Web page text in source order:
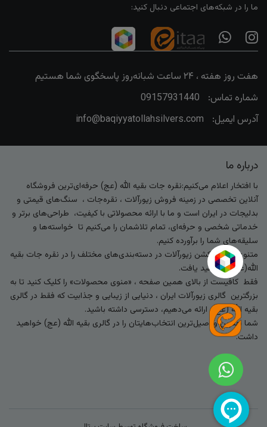
ما را در شبکه‌های اجتماعی دنبال کنید:
هفت روز هفته ، ۲۴ ساعت شبانه‌روز پاسخگوی شما هستیم
شماره تماس:
09157931440
آدرس ایمیل:
info@baqiyyatollahsilvers.com
درباره ما
با افتخار اعلام می‌کنیم:نقره جات بقیه الله (عج) حرفه‌ای‌ترین فروشگاه
آنلاین تخصصی در زمینه فروش زیورآلات ، نقره‌جات ، سنگ‌های قیمتی و
بدلیجات در ایران است و ما با ارائه محصولاتی با کیفیت، طراحی‌های برتر و
خدماتی شخصی و حرفه‌ای، تمام تلاشمان را می‌کنیم تا خواسته‌ها و
سلیقه‌های شما را برآورده کنیم.
متنوع‌ترین کالکشن زیورآلات در دسته‌بندی‌های مختلف را در نقره جات بقیه
الله(عج) خواهید یافت.
فقط کافیست از بالای همین صفحه ، «منوی محصولات» را کلیک کنید تا به
بزرگترین گالری زیورآلات ایران ، دنیایی از زیبایی و جذابیت که فقط در گالری
بقیه الله (عج) ارائه می‌دهیم، دسترسی داشته باشید.
شما بهترین و اصیل‌ترین انتخاب‌هایتان را در گالری بقیه الله (عج) خواهید
داشت.